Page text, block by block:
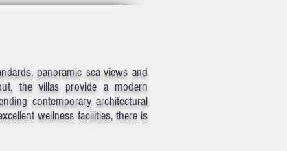
panoramic sea views and
the villas provide a modern
contemporary architectural
wellness facilities, there is